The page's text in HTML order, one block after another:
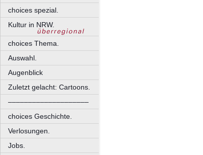
choices spezial.
Kultur in NRW.
choices Thema.
Auswahl.
Augenblick
Zuletzt gelacht: Cartoons.
––––––––––––––––––––
choices Geschichte.
Verlosungen.
Jobs.